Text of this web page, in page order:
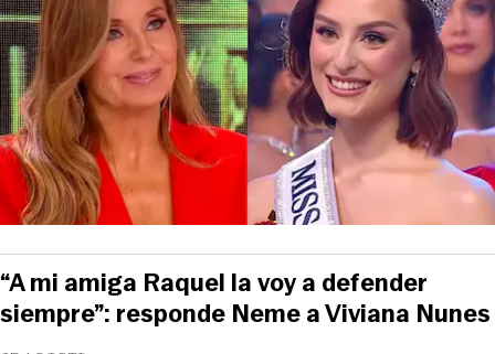
“A mi amiga Raquel la voy a defender
siempre”: responde Neme a Viviana Nunes